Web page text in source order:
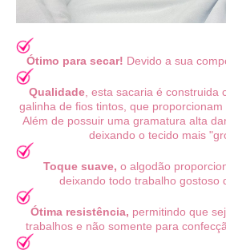
Ótimo para secar! Devido a sua
Qualidade, esta sacaria é construida
galinha de fios tintos, que
Além de possuir uma gramatura alta
deixando o tecido mais
Toque suave, o algodão
deixando todo trabalho gostoso
Ótima resistência, permitindo que
trabalhos e não somente para